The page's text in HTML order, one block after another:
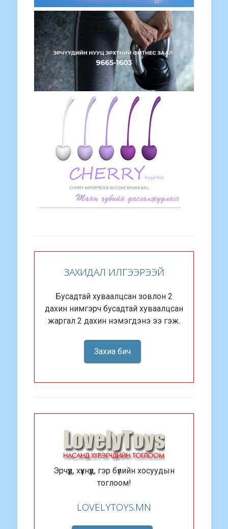
ЗАХИДАЛ ИЛГЭЭРЭЭЙ
Бусадтай хуваалцсан зовлон 2
дахин нимгэрч бусадтай хуваалцсан
жаргал 2 дахин нэмэгдэнэ ээ гэж.
Захиа бич
Эрчүүд, хүүхнүүд, гэр бүлийн хосуудын
тоглоом!
LOVELYTOYS.MN